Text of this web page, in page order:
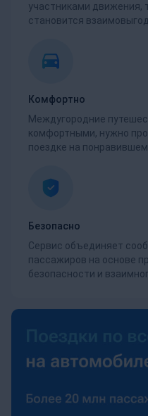
участниками движения,
становится
Комфортно
Междугородние
комфортными, нужно
поездке на
Безопасно
Сервис объединяет
пассажиров на основе
безопасности и